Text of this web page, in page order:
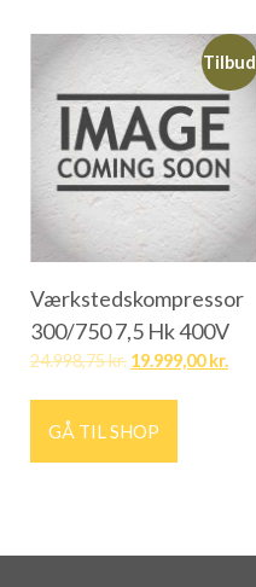
Tilbud
Værkstedskompressor
300/750 7,5 Hk 400V
24.998,75kr. 19.999,00kr.
GÅ TIL SHOP